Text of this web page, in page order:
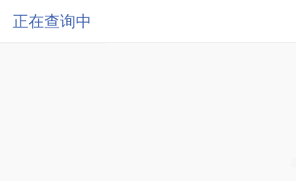
正在查询中